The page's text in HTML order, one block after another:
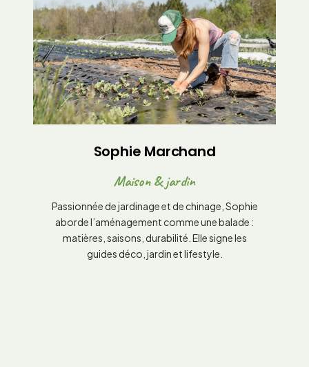
✦
Sophie Marchand
Maison & jardin
Passionnée de jardinage et de chinage, Sophie
aborde l’aménagement comme une balade :
matières, saisons, durabilité. Elle signe les
guides déco, jardin et lifestyle.